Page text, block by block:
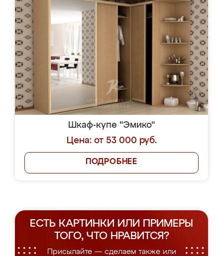
Шкаф-купе "Эмико"
Цена: от 53 000 руб.
ПОДРОБНЕЕ
ЕСТЬ КАРТИНКИ ИЛИ ПРИМЕРЫ
ТОГО, ЧТО НРАВИТСЯ?
Присылайте — сделаем также или